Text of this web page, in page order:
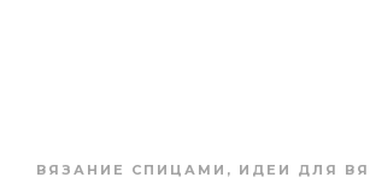
ВЯЗАНИЕ СПИЦАМИ , ИДЕИ ДЛЯ